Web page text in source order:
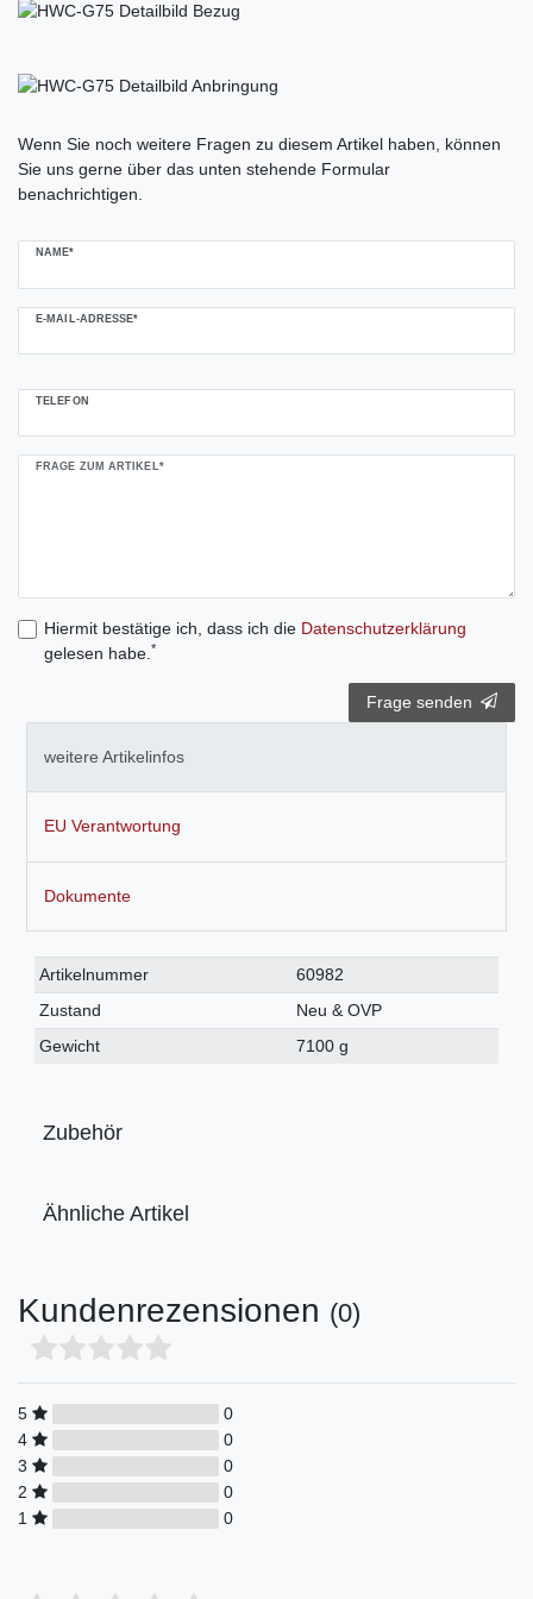
Wenn Sie noch weitere Fragen zu diesem Artikel haben, können
Sie uns gerne über das unten stehende Formular
benachrichtigen.
NAME*
E-MAIL-ADRESSE*
TELEFON
FRAGE ZUM ARTIKEL*
Hiermit bestätige ich, dass ich die Daten­schutz­erklärung
gelesen habe. *
Frage senden
weitere Artikelinfos
EU Verantwortung
Dokumente
Technisches
Merkmal
Wert
Artikelnummer
60982
Zustand
Neu & OVP
Gewicht
7100 g
Zubehör
Ähnliche Artikel
Kundenrezensionen (0)
5
0
4
0
3
0
2
0
1
0